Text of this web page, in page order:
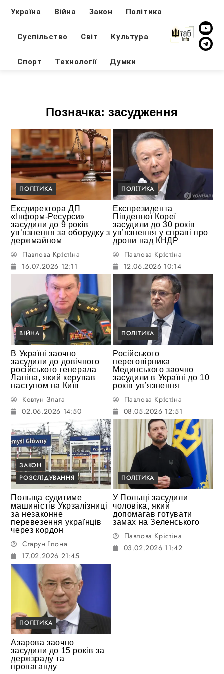
Україна Війна Закон Політика
Суспільство Світ Культура
Спорт Технології Думки
Позначка: засудження
ПОЛІТИКА
Ексдиректора ДП
«Інформ-Ресурси»
засудили до 9 років
ув’язнення за оборудку з
держмайном
Павлова Крістіна
16.07.2026 12:11
ПОЛІТИКА
Експрезидента
Південної Кореї
засудили до 30 років
ув’язнення у справі про
дрони над КНДР
Павлова Крістіна
12.06.2026 10:14
ВІЙНА
В Україні заочно
засудили до довічного
російського генерала
Лапіна, який керував
наступом на Київ
Ковтун Злата
02.06.2026 14:50
ПОЛІТИКА
Російського
переговірника
Мединського заочно
засудили в Україні до 10
років ув’язнення
Павлова Крістіна
08.05.2026 12:51
ЗАКОН
РОЗСЛІДУВАННЯ
Польща судитиме
машиністів Укрзалізниці
за незаконне
перевезення українців
через кордон
Старун Ілона
17.02.2026 21:45
ПОЛІТИКА
У Польщі засудили
чоловіка, який
допомагав готувати
замах на Зеленського
Павлова Крістіна
03.02.2026 11:42
ПОЛІТИКА
Азарова заочно
засудили до 15 років за
держзраду та
пропаганду